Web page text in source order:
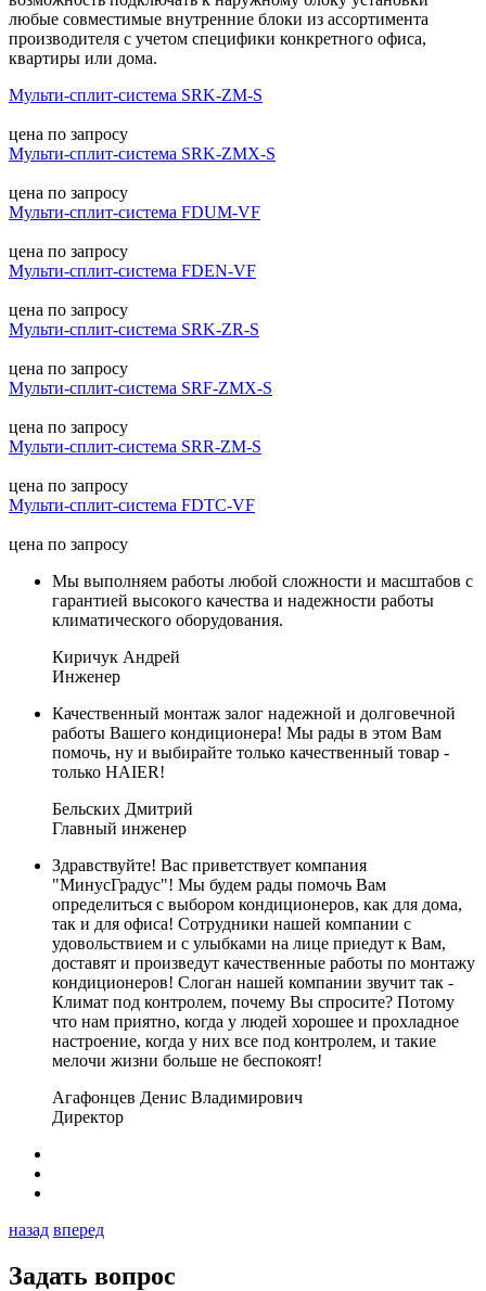
любые совместимые внутренние блоки из ассортимента
производителя с учетом специфики конкретного офиса,
квартиры или дома.
Мульти-сплит-система SRK-ZM-S
цена по запросу
Мульти-сплит-система SRK-ZMX-S
цена по запросу
Мульти-сплит-система FDUM-VF
цена по запросу
Мульти-сплит-система FDEN-VF
цена по запросу
Мульти-сплит-система SRK-ZR-S
цена по запросу
Мульти-сплит-система SRF-ZMX-S
цена по запросу
Мульти-сплит-система SRR-ZM-S
цена по запросу
Мульти-сплит-система FDTC-VF
цена по запросу
Мы выполняем работы любой сложности и масштабов с
гарантией высокого качества и надежности работы
климатического оборудования.
Киричук Андрей
Инженер
Качественный монтаж залог надежной и долговечной
работы Вашего кондиционера! Мы рады в этом Вам
помочь, ну и выбирайте только качественный товар -
только HAIER!
Бельских Дмитрий
Главный инженер
Здравствуйте! Вас приветствует компания
"МинусГрадус"! Мы будем рады помочь Вам
определиться с выбором кондиционеров, как для дома,
так и для офиса! Сотрудники нашей компании с
удовольствием и с улыбками на лице приедут к Вам,
доставят и произведут качественные работы по монтажу
кондиционеров! Слоган нашей компании звучит так -
Климат под контролем, почему Вы спросите? Потому
что нам приятно, когда у людей хорошее и прохладное
настроение, когда у них все под контролем, и такие
мелочи жизни больше не беспокоят!
Агафонцев Денис Владимирович
Директор
назад вперед
Задать вопрос